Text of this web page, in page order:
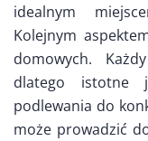
idealnym
Kolejnym
domowych.
dlatego istotne
podlewania do
może prowadzić